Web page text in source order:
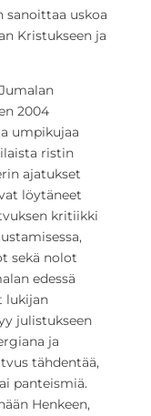
sanoittaa uskoa
Kristukseen ja
2004
umpikujaa
ristin
ajatukset
löytäneet
kritiikki
sekä nolot
edessä
lukijan
julistukseen
ja
tähdentää,
panteismiä.
Henkeen,